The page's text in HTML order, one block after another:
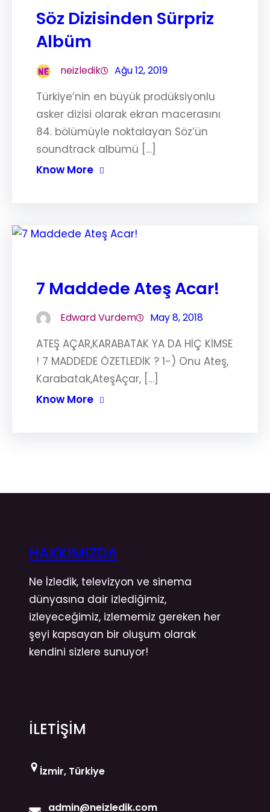
Söz Dizisinden Sürpriz
Albüm
neizledik Ağu 12, 2019
Türkiye’nin en büyük prodüksiyonlu
asker dizisi olarak ekran macerasını
84. bölümüyle noktalayan Söz’ün
soundtrack albümü […]
Know More
7 Maddede Ateş Acar!
Edward Vurdem May 8, 2018
ATEŞ AÇAR,KARABATAK YA DA HİÇ KİMSE
! 7 MADDEDE ÖZETLEDİK ? 1-) Onu Ateş,
Karabatak,AteşAçar, […]
Know More
HAKKIMIZDA
Ne İzledik, televizyon ve sinema
dünyasına dair izlediğimiz,
izleyeceğimiz, izlememiz gereken her
şeyi kapsayan bir oluşum olarak
kendini sizlere sunuyor!
İLETİŞİM
İzmir, Türkiye
admin@neizledik.com